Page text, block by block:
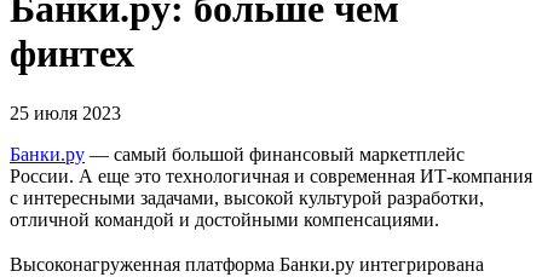
Банки.ру: больше чем
финтех
25 июля 2023
Банки.ру — самый большой финансовый маркетплейс
России. А еще это технологичная и современная ИТ-компания
с интересными задачами, высокой культурой разработки,
отличной командой и достойными компенсациями.
Высоконагруженная платформа Банки.ру интегрирована